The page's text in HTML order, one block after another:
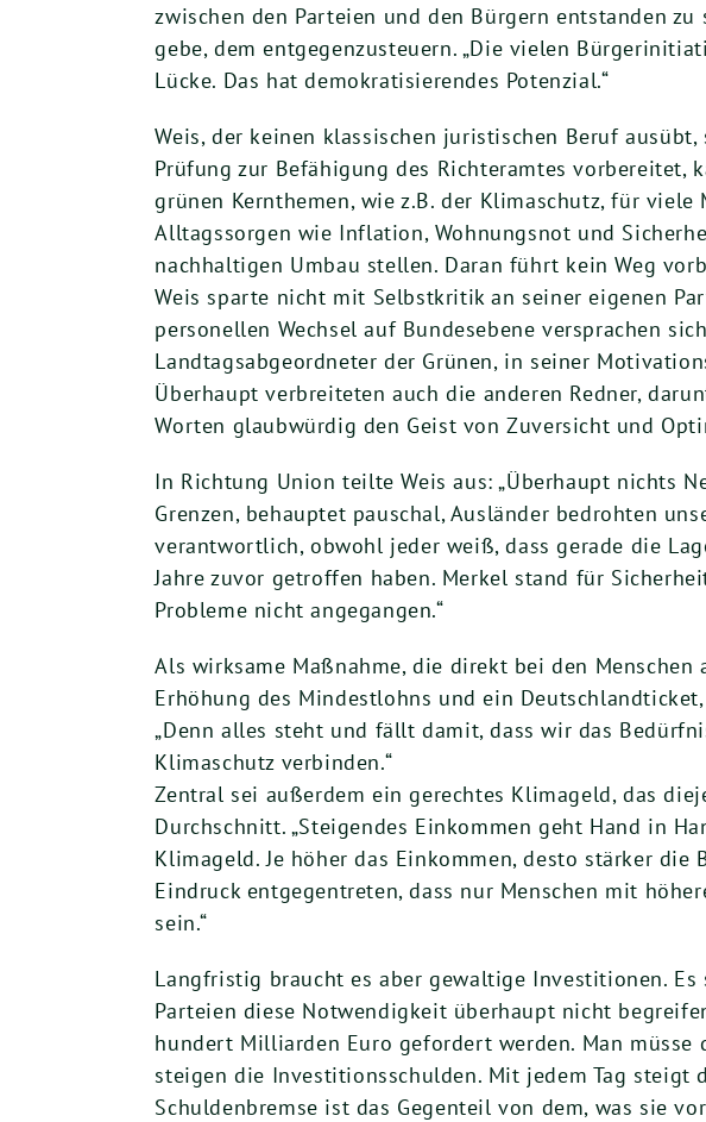
zwischen den Parteien und den Bürgern entstanden
gebe, dem entgegenzusteuern. „Die vielen
Lücke. Das hat demokratisierendes Potenzial.“
Weis, der keinen klassischen juristischen Beruf
Prüfung zur Befähigung des Richteramtes vorbereitet,
grünen Kernthemen, wie z.B. der Klimaschutz, für
Alltagssorgen wie Inflation, Wohnungsnot und
nachhaltigen Umbau stellen. Daran führt kein Weg
Weis sparte nicht mit Selbstkritik an seiner eigenen
personellen Wechsel auf Bundesebene versprachen
Landtagsabgeordneter der Grünen, in seiner
Überhaupt verbreiteten auch die anderen Redner,
Worten glaubwürdig den Geist von Zuversicht und
In Richtung Union teilte Weis aus: „Überhaupt nichts
Grenzen, behauptet pauschal, Ausländer bedrohten
verantwortlich, obwohl jeder weiß, dass gerade die
Jahre zuvor getroffen haben. Merkel stand für
Probleme nicht angegangen.“
Als wirksame Maßnahme, die direkt bei den
Erhöhung des Mindestlohns und ein
„Denn alles steht und fällt damit, dass wir das
Klimaschutz verbinden.“
Zentral sei außerdem ein gerechtes Klimageld, das
Durchschnitt. „Steigendes Einkommen geht Hand in
Klimageld. Je höher das Einkommen, desto stärker
Eindruck entgegentreten, dass nur Menschen mit
sein.“
Langfristig braucht es aber gewaltige Investitionen.
Parteien diese Notwendigkeit überhaupt nicht
hundert Milliarden Euro gefordert werden. Man müsse
steigen die Investitionsschulden. Mit jedem Tag steigt
Schuldenbremse ist das Gegenteil von dem, was sie